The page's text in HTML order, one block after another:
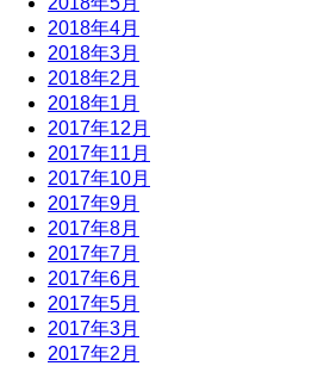
2018年4月
2018年3月
2018年2月
2018年1月
2017年12月
2017年11月
2017年10月
2017年9月
2017年8月
2017年7月
2017年6月
2017年5月
2017年3月
2017年2月